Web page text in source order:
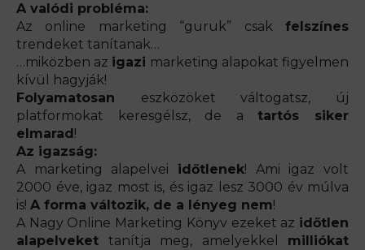
A valódi probléma:
Az online marketing “guruk” csak felszínes
trendeket tanítanak…
…miközben az igazi marketing alapokat figyelmen
kívül hagyják!
Folyamatosan eszközöket váltogatsz, új
platformokat keresgélsz, de atartós siker
elmarad !
Az igazság:
A marketing alapelvei időtlenek! Ami igaz volt
2000 éve, igaz most is, és igaz lesz 3000 év múlva
is! A forma változik, de a lényeg nem!
A Nagy Online Marketing Könyv ezeket az időtlen
alapelveket tanítja meg, amelyekkel milliókat